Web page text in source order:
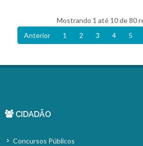
Mostrando 1 até 10 de 80
Anterior
1 2 3 4 5
CIDADÃO
Concursos Públicos